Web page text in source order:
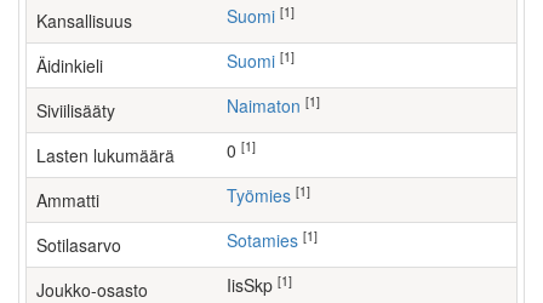
Kansallisuus Suomi [1]
Äidinkieli Suomi [1]
Siviilisääty Naimaton [1]
Lasten lukumäärä [1]
Ammatti työmies [1]
Sotilasarvo Sotamies [1]
Joukko-osasto IisSkp [1]